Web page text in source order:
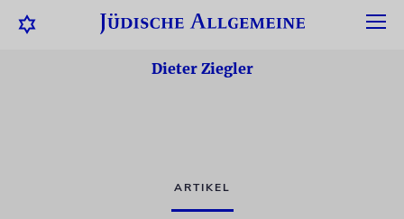
Dieter Ziegler
ARTIKEL